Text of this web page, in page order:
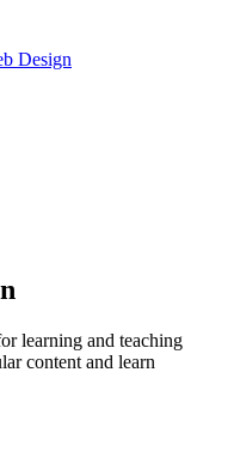
Design
learning and teaching
content and learn